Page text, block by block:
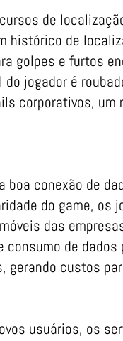
de
histórico de
golpes e furtos
jogador é
corporativos,
boa conexão de
do game, os
das
consumo de
gerando custos
usuários, os